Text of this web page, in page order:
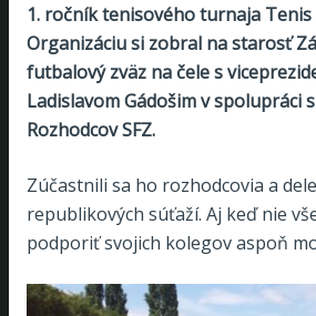
1. ročník tenisového turnaja Tenis
Organizáciu si zobral na starosť
futbalový zväz na čele s
Ladislavom Gádošim v spolupráci
Rozhodcov SFZ.
Zúčastnili sa ho rozhodcovia a
republikových súťaží. Aj keď nie
podporiť svojich kolegov aspoň